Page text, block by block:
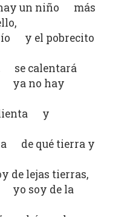
hay un niño más
y el pobrecito
se calentará
ya no hay
y
de qué tierra y
de lejas tierras,
yo soy de la